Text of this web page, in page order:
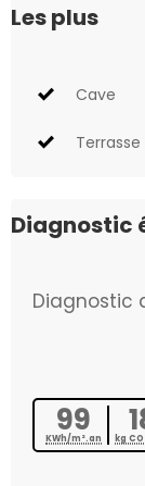
Les plus
Cave
Terrasse
Diagnostic
Diagnostic
99
KWh/m².an kg